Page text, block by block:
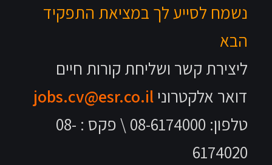
נשמח לסייע לך במציאת התפקיד
הבא
ליצירת קשר ושליחת קורות חיים
דואר אלקטרוניjobs.cv@esr.co.il
טלפון: 08-6174000 \ פקס : 08-
6174020